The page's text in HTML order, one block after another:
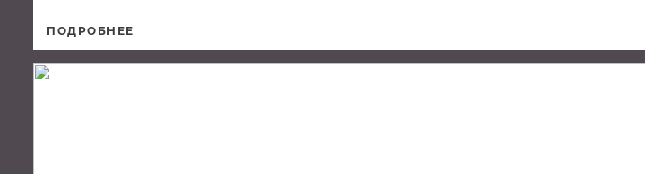
ПОДРОБНЕЕ